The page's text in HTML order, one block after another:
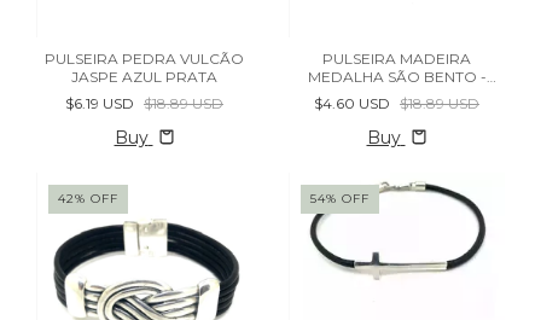
PULSEIRA PEDRA VULCÃO
JASPE AZUL PRATA
$6.19 USD $18.89 USD
Buy
PULSEIRA MADEIRA
MEDALHA SÃO BENTO -
(cópia)
$4.60 USD $18.89 USD
Buy
42% OFF 54% OFF